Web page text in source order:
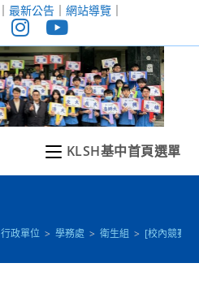
｜ 最新公告｜ 網站導覽｜
KLSH基中首頁選單
行政單位 > 學務處 > 衛生組 > [校內競賽